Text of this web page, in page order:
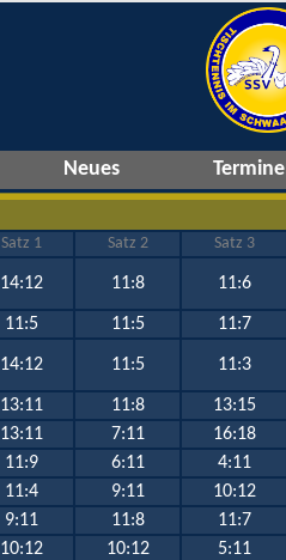
Neues Termine
Satz 1 Satz 2 Satz 3
14:12 11:8 11:6
11:5 11:5 11:7
14:12 11:5 11:3
13:11 11:8 13:15
13:11 7:11 16:18
11:9 6:11 4:11
11:4 9:11 10:12
9:11 11:8 11:7
10:12 10:12 5:11